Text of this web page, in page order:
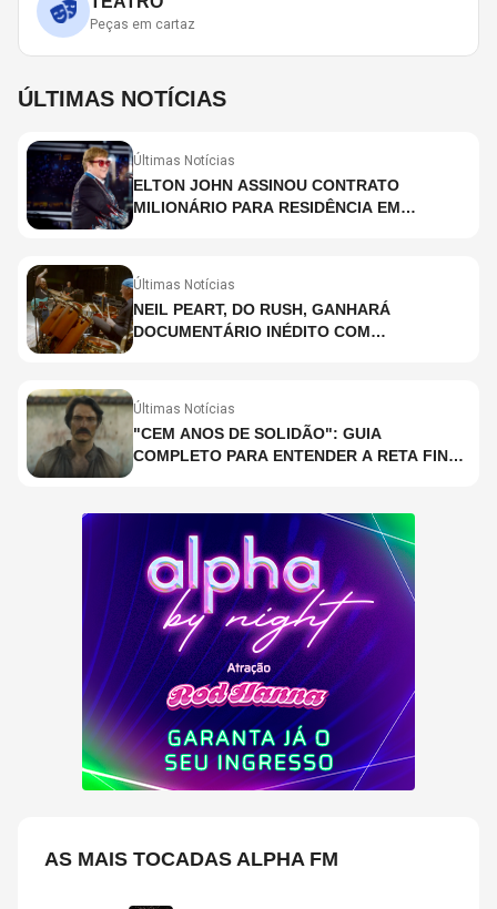
Peças em cartaz
ÚLTIMAS NOTÍCIAS
Últimas Notícias
ELTON JOHN ASSINOU CONTRATO
MILIONÁRIO PARA RESIDÊNCIA EM
Últimas Notícias
NEIL PEART, DO RUSH, GANHARÁ
DOCUMENTÁRIO INÉDITO COM
Últimas Notícias
"CEM ANOS DE SOLIDÃO": GUIA
COMPLETO PARA ENTENDER A RETA FINAL
AS MAIS TOCADAS ALPHA FM